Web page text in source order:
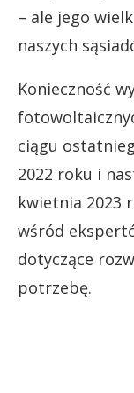
– ale jego
naszych
Konieczność
ciągu
2022 roku i
kwietnia 2023
wśród
dotyczące
potrzebę.